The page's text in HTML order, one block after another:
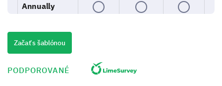
Annually
Would you like to designate your donation for a
specific program?
Education Programs
Začať s šablónou
PODPOROVANÉ